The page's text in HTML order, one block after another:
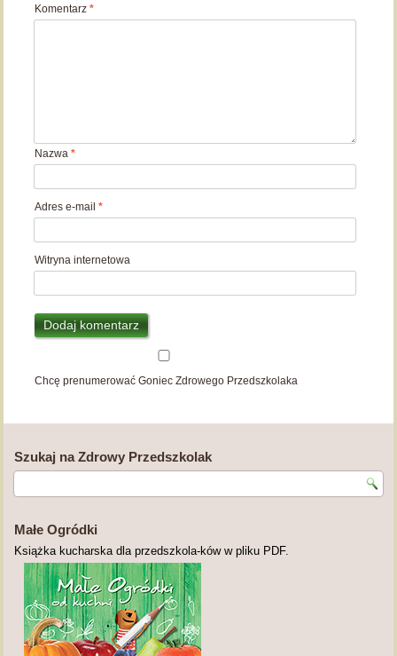
Komentarz*
Nazwa*
Adres e-mail*
Witryna internetowa
Chcę prenumerować Goniec Zdrowego Przedszkolaka
Szukaj na Zdrowy Przedszkolak
Małe Ogródki
Książka kucharska dla przedszkola-ków w pliku PDF.